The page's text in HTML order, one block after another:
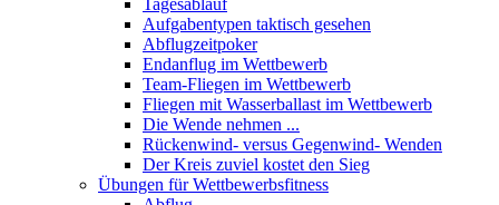
Tagesablauf
Aufgabentypen taktisch gesehen
Abflugzeitpoker
Endanflug im Wettbewerb
Team-Fliegen im Wettbewerb
Fliegen mit Wasserballast im Wettbewerb
Die Wende nehmen ...
Rückenwind- versus Gegenwind- Wenden
Der Kreis zuviel kostet den Sieg
Übungen für Wettbewerbsfitness